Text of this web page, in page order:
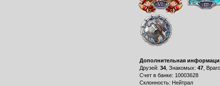
Дополнительная
Друзей: 34, Знакомых: 47,
Счет в банке: 10003628
Склонность: Нейтрал